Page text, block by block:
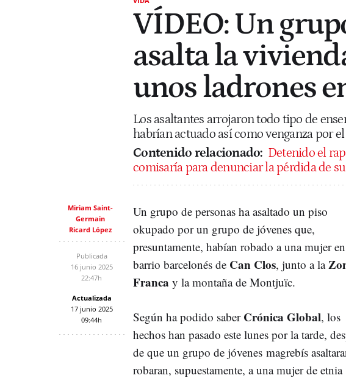
VÍDEO: Un
asalta la
unos ladrones
Los asaltantes arrojaron todo tipo de
habrían actuado así como venganza por
Contenido relacionado: Detenido el
comisaría para denunciar la pérdida de
Miriam Saint-
Germain
Ricard López
Publicada
16 junio 2025
22:47h
Actualizada
17 junio 2025
09:44h
Un grupo de personas ha asaltado un piso
okupado por un grupo de jóvenes que,
presuntamente, habían robado a una mujer
barrio barcelonés de Can Clos, junto a la
Franca y la montaña de Montjuïc.
Según ha podido saber Crónica Global, los
hechos han pasado este lunes por la tarde,
de que un grupo de jóvenes magrebís
robaran, supuestamente, a una mujer de etnia